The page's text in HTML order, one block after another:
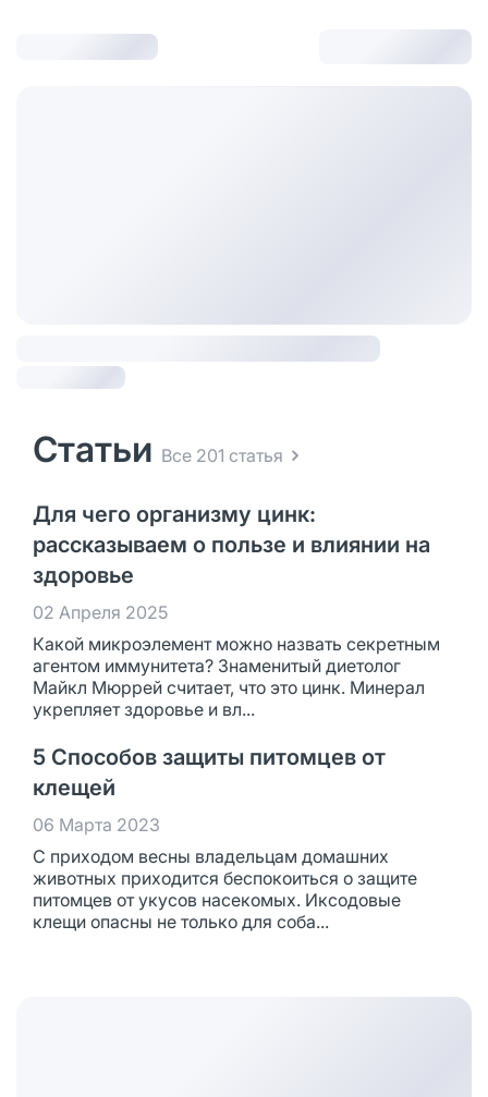
Статьи Все 201 статья
Для чего организму цинк:
рассказываем о пользе и влиянии на
здоровье
02 Апреля 2025
Какой микроэлемент можно назвать секретным
агентом иммунитета? Знаменитый диетолог
Майкл Мюррей считает, что это цинк. Минерал
укрепляет здоровье и вл...
5 Способов защиты питомцев от
клещей
06 Марта 2023
С приходом весны владельцам домашних
животных приходится беспокоиться о защите
питомцев от укусов насекомых. Иксодовые
клещи опасны не только для соба...